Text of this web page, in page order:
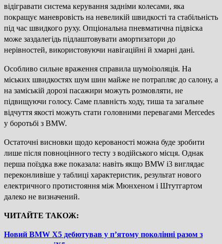
відігравати система керування задніми колесами, яка
покращує маневровість на невеликій швидкості та стабільність
під час швидкого руху. Опціональна пневматична підвіска
може заздалегідь підлаштовувати амортизатори до
нерівностей, використовуючи навігаційні й хмарні дані.
Особливо сильне враження справила шумоізоляція. На
міських швидкостях шум шин майже не потрапляє до салону, а
на заміській дорозі пасажири можуть розмовляти, не
підвищуючи голосу. Саме плавність ходу, тиша та загальне
відчуття якості можуть стати головними перевагами Mercedes
у боротьбі з BMW.
Остаточні висновки щодо керованості можна буде зробити
лише після повноцінного тесту з водійського місця. Однак
перша поїздка вже показала: навіть якщо BMW i3 виглядає
переконливіше у таблиці характеристик, результат нового
електричного протистояння між Мюнхеном і Штутгартом
далеко не визначений.
ЧИТАЙТЕ ТАКОЖ:
Новий BMW X5 дебютував у п’ятому поколінні разом з